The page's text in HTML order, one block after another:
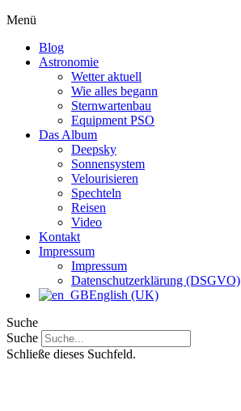
Menü
Blog
Astronomie
Wetter aktuell
Wie alles begann
Sternwartenbau
Equipment PSO
Das Album
Deepsky
Sonnensystem
Velourisieren
Spechteln
Reisen
Video
Kontakt
Impressum
Impressum
Datenschutzerklärung (DSGVO)
English (UK)
Suche
Suche
Schließe dieses Suchfeld.